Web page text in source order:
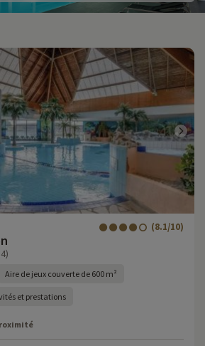
pour une location vacances piscine intérieure
ou profitez des services d’un hôtel avec piscine
avec piscine couverte vous permettra de vivre
cœur des plus belles régions, tandis qu’un resort
des animations adaptées aux enfants. Ces
intérieure sont parfaites pour se ressourcer en
envisagiez un hébergement piscine intérieure
famille piscine couverte ou un long séjour, il
piscine intérieure faite pour vous. Pour
découvrez un village vacances piscine chauffée
inoubliables avec vos proches.
(8.1/10)
Aire de jeux couverte de 600 m²
et prestations